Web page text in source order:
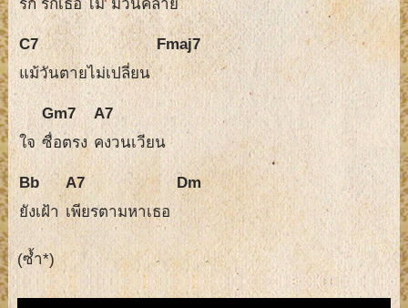
รัก รักเธอ ไม่ มีวันคลาย
C7
Fmaj7
แม้วันตายไม่เปลี่ยน
Gm7
A7
ใจ ซื่อตรง คงวนเวียน
Bb A7
Dm
ยังเฝ้า เพียรตามหาเธอ
(ซ้ำ*)